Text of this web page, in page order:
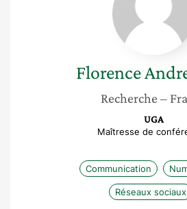
Florence
Recherche –
UGA
Maîtresse de
Communication
Réseaux sociaux